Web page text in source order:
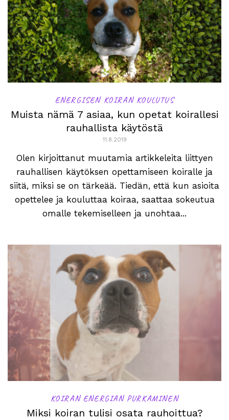
ENERGISEN KOIRAN KOULUTUS
Muista nämä 7 asiaa, kun opetat koirallesi
rauhallista käytöstä
11.8.2019
Olen kirjoittanut muutamia artikkeleita liittyen
rauhallisen käytöksen opettamiseen koiralle ja
siitä, miksi se on tärkeää. Tiedän, että kun asioita
opettelee ja kouluttaa koiraa, saattaa sokeutua
omalle tekemiselleen ja unohtaa...
KOIRAN ENERGIAN PURKAMINEN
Miksi koiran tulisi osata rauhoittua?